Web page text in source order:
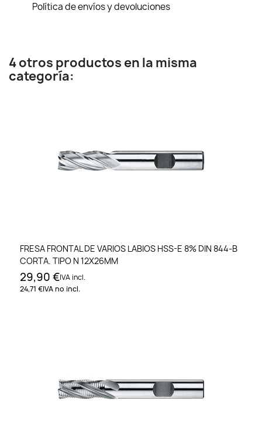
Política de envíos y devoluciones
4 otros productos en la misma
categoría:
FRESA FRONTAL DE VARIOS LABIOS HSS-E 8% DIN 844-B
CORTA. TIPO N 12X26MM
29,90 €IVA incl.
24,71 €IVA no incl.